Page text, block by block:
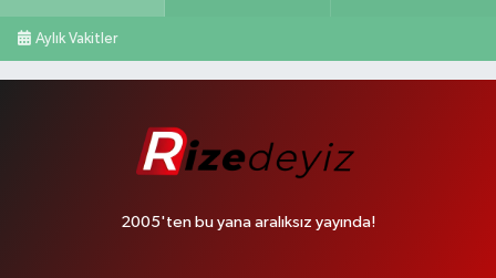
Aylık Vakitler
2005'ten bu yana aralıksız yayında!